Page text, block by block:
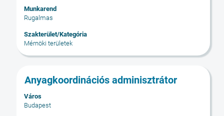
Munkarend
Rugalmas
Szakterület/Kategória
Mérnöki területek
állásinformáció
teljes
megtekintéséhez.
Cím
Anyagkoordinációs adminisztrátor
Város
Budapest
Jelölje
a
szóköz